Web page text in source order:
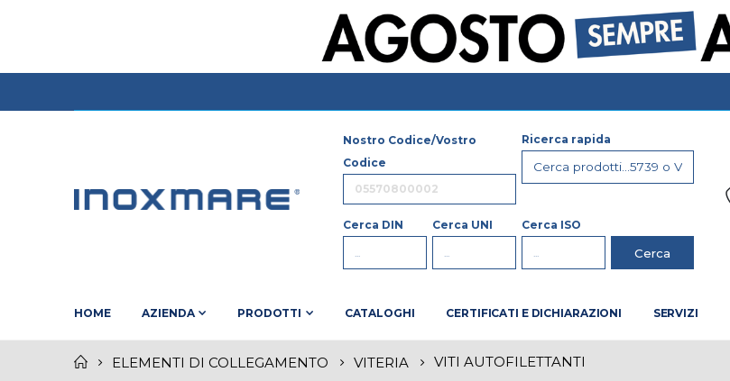
Nostro Codice/Vostro
Codice
Ricerca rapida
Cerca DIN Cerca UNI Cerca ISO
HOME AZIENDA PRODOTTI CATALOGHI CERTIFICATI E DICHIARAZIONI SERVIZI
ELEMENTI DI COLLEGAMENTO VITERIA VITI AUTOFILETTANTI